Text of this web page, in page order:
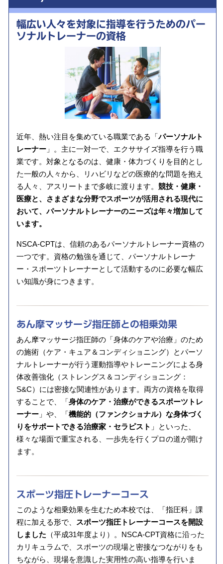
幅広い人々を対象に指導を行うためのパー
ソナルトレーナーの資格
近年、熱い注目を集めている職業である「パーソナルト
レーナー 」。主に一対一で、エクササイズ指導を行う職
業です。対象となるのは、健康・体力づくりを目的とし
た一般の人々から、リハビリなどの医療的な問題を抱え
る人々、アスリートまで多岐に渡ります。競技・健康・
医療と、さまざまな分野でスポーツが活用される現代に
おいて、パーソナルトレーナーのニーズは年々増加して
います。
NSCA-CPTは、信頼のあるパーソナルトレーナー資格の
一つです。資格の勉強を通じて、パーソナルトレーナ
ー・スポーツトレーナーとして活動するのに必要な幅広
い知識が身につきます。
あん摩マッサージ指圧師との相乗効果
あん摩マッサージ指圧師の「身体のケアや治療」のため
の施術（ケア・キュア＆コンディショニング）とパーソ
ナルトレーナーが行う運動指導やトレーニングによる身
体改善強化（ストレングス＆コンディショニング：
S&C）には密接な関連性があります。両方の資格を取得
することで、「身体のケア・治療ができるスポーツトレ
ーナー 」や、「機能的（ファンクショナル）な身体づく
りをサポートできる治療家・セラピスト 」といった、
様々な場面で重宝される、一歩先を行くプロの道が開け
ます。
スポーツ指圧トレーナーコース
このような相乗効果を生むため本校では、「指圧科」課
程に加える形で、
スポーツ指圧トレーナーコースを開設
しました （平成31年度より）。NSCA-CPT資格に沿った
カリキュラムで、スポーツの現場と密接なつながりをも
ちながら、現場を意識した実用性の高い指導を行いま